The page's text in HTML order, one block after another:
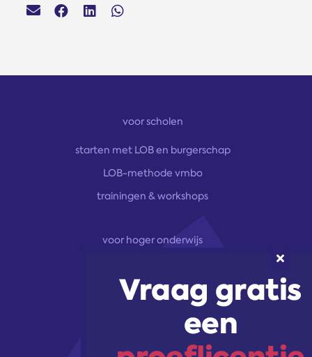
voor scholen
starten met LOB en burgerschap
LOB-methode vmbo
trainingen & workshops
voor hoger onderwijs
marketingoplossingen
trainingen & workshops